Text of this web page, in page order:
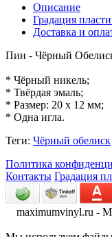
Описание
Градация
Доставка и
Пин - Чёрный
* Чёрный никель;
* Твёрдая эмаль;
* Размер: 20 x 12 мм;
* Одна игла.
Теги: Чёрный обелиск
Политика
Контакты Градация
maximumvinyl.ru -